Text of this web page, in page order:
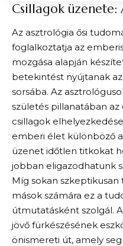
Csillagok
Az asztrológia ősi
foglalkoztatja az
mozgása alapján
betekintést nyújtanak
sorsába. Az
születés pillanatában
csillagok
emberi élet különböző
üzenet időtlen titkokat
jobban eligazodhatunk
Míg sokan
mások számára ez a
útmutatásként szolgál.
jövő fürkészésének
önismereti út, amely